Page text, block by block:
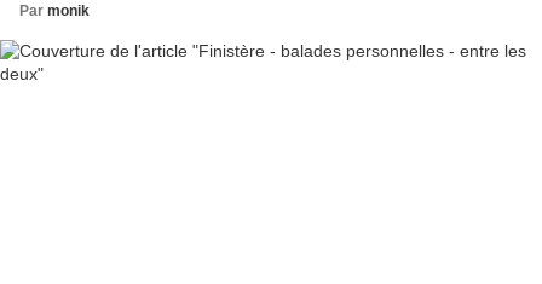
Par monik